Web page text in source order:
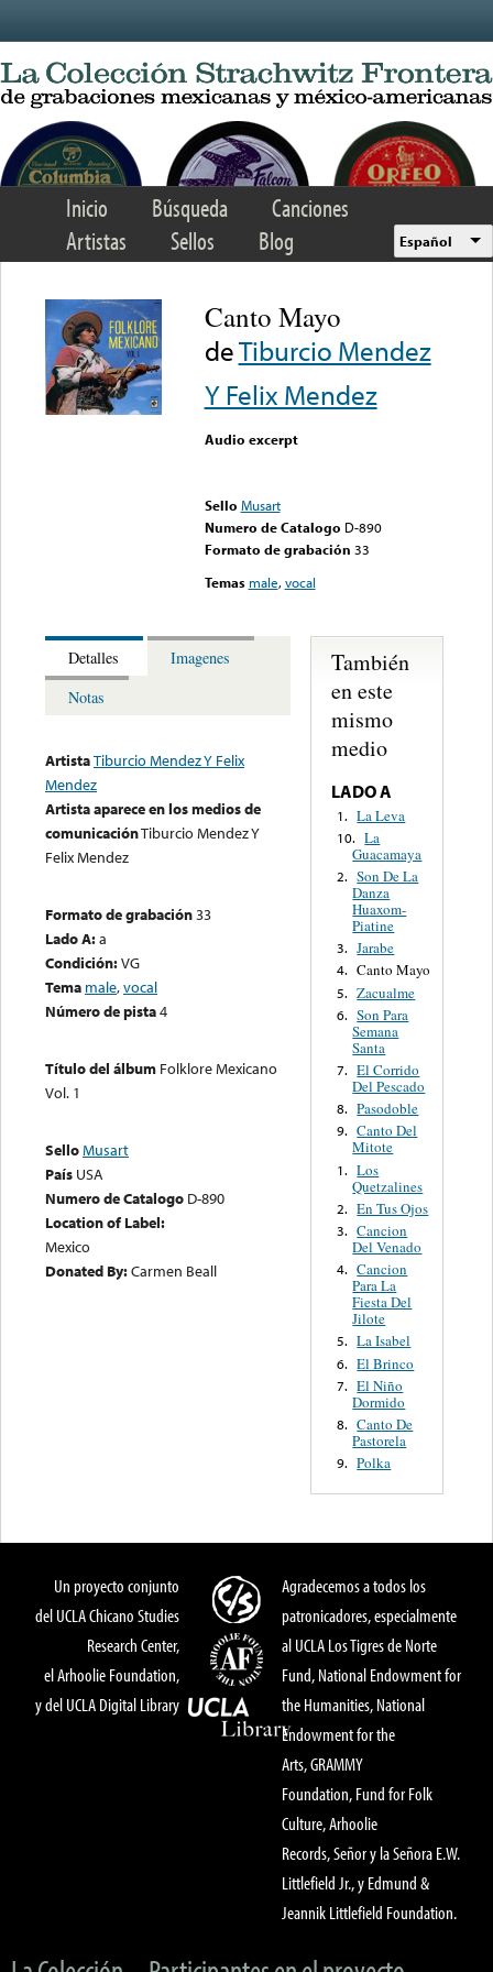
Inicio Búsqueda
Canciones
Artistas
Sellos Blog Español
Canto Mayo
deTiburcio Mendez
Y Felix Mendez
Audio excerpt
Sello Musart
Numero de Catalogo D-890
Formato de grabación 33
Temas male,vocal
Detalles
Imagenes
Notas
ArtistaTiburcio Mendez Y Felix
Mendez
Artista aparece en los medios de
comunicaciónTiburcio Mendez Y
Felix Mendez
Formato de grabación33
Lado A:a
Condición:VG
Tema male,vocal
Número de pista4
Título del álbum Folklore Mexicano
Vol. 1
SelloMusart
País USA
Numero de Catalogo D-890
Location of Label:
Mexico
Donated By:Carmen Beall
También
en este
mismo
medio
LADO A
1. La Leva
10. La
Guacamaya
2. Son De La
Danza
Huaxom-
Piatine
3. Jarabe
4. Canto Mayo
5. Zacualme
6. Son Para
Semana
Santa
7. El Corrido
Del Pescado
8. Pasodoble
9. Canto Del
Mitote
1. Los
Quetzalines
2. En Tus Ojos
3. Cancion
Del Venado
4. Cancion
Para La
Fiesta Del
Jilote
5. La Isabel
6. El Brinco
7. El Niño
Dormido
8. Canto De
Pastorela
9. Polka
Un proyecto conjunto
del UCLA Chicano Studies
Research Center,
el Arhoolie Foundation,
y del UCLA Digital Library
Agradecemos a todos los
patronicadores, especialmente
al UCLA Los Tigres de Norte
Fund, National Endowment for
the Humanities, National
Endowment for the
Arts, GRAMMY
Foundation, Fund for Folk
Culture, Arhoolie
Records, Señor y la Señora E.W.
Littlefield Jr., y Edmund &
Jeannik Littlefield Foundation.